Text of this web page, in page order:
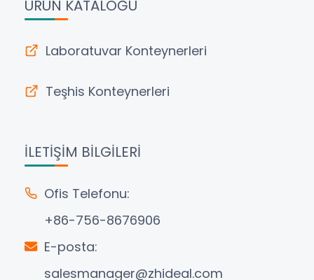
ÜRÜN KATALOĞU
Laboratuvar Konteynerleri
Teşhis Konteynerleri
İLETIŞIM BILGILERI
Ofis Telefonu:
+86-756-8676906
E-posta:
salesmanager@zhideal.com